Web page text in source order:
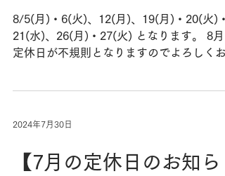
8/5(月)・6(火)、12(月)、19(月)・20(火)・
21(水)、26(月)・27(火) ​となります。 8月
定休日が不規則となりますのでよろしくお
2024年7月30日
【7月の定休日のお知ら